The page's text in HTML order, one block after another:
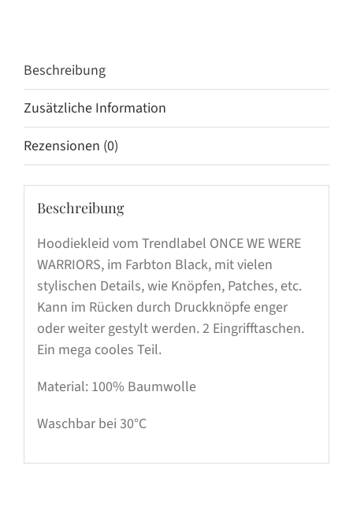
Menge
Beschreibung
Zusätzliche Information
Rezensionen (0)
Beschreibung
Hoodiekleid vom Trendlabel ONCE WE WERE
WARRIORS, im Farbton Black, mit vielen
stylischen Details, wie Knöpfen, Patches, etc.
Kann im Rücken durch Druckknöpfe enger
oder weiter gestylt werden. 2 Eingrifftaschen.
Ein mega cooles Teil.
Material: 100% Baumwolle
Waschbar bei 30°C